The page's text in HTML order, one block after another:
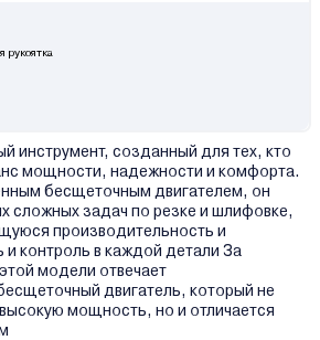
рукоятка
инструмент, созданный для тех, кто
мощности, надежности и комфорта.
бесщеточным двигателем, он
сложных задач по резке и шлифовке,
производительность и
контроль в каждой детали За
модели отвечает
двигатель, который не
мощность, но и отличается